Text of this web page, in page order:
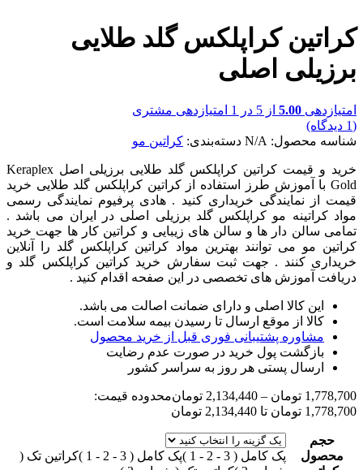
کراتین کراپلکس گلد طلایی
برزیلی اصلی
امتیازدهی 5.00 از 5 در 1 امتیازدهی مشتری
(
1 دیدگاه)
شناسه محصول: N/A دسته‌بندی: کراتین مو
خرید و قیمت کراتین کراپلکس گلد طلایی برزیلی اصل Keraplex
Gold با آموزش طرز استفاده از کراتین کراپلکس گلد طلایی خرید
قیمت از نمایندگی خریداری کنید . هادی پرفیوم نمایندگی رسمی
مواد کراتینه مو کراپلکس گلد برزیلی اصلی در ایران می باشد .
تمامی سالن دار ها و سالن های زیبایی و کراتین کار ها جهت خرید
کراتین مو می توانند بهترین مواد کراتین کراپلکس گلد را آنلاین
خریداری کنند . جهت ثبت سفارش خرید کراتین کراپلکس گلد و
دریافت آموزش های تخصصی در این صفحه اقدام کنید .
این کالا اصلی و دارای ضمانت اصالت می باشد.
کالا از موقع ارسال تا رسیدن بیمه سلامت است.
مشاوره پشتیبانی فوری قبل از خرید محصول
بازگشت پول خرید در صورت عدم رضایت
ارسال پستی هر روز به سراسر کشور
1,778,700 تومان –
2,134,440 تومانمحدوده قیمت:
1,778,700 تومان تا 2,134,440 تومان
حجم
محصول
پک کامل ( 3 - 2 - 1 ) پک کامل ( 3 - 2 - 1 )
کراتین تک (